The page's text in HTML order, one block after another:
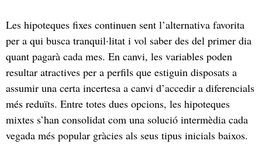
Les hipoteques fixes continuen sent l’alternativa favorita
per a qui busca tranquil·litat i vol saber des del primer dia
quant pagarà cada mes. En canvi, les variables poden
resultar atractives per a perfils que estiguin disposats a
assumir una certa incertesa a canvi d’accedir a diferencials
més reduïts. Entre totes dues opcions, les hipoteques
mixtes s’han consolidat com una solució intermèdia cada
vegada més popular gràcies als seus tipus inicials baixos.